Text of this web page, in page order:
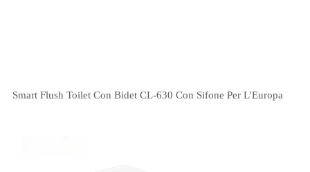
Smart Flush Toilet Con Bidet CL-630 Con Sifone Per L'Europa